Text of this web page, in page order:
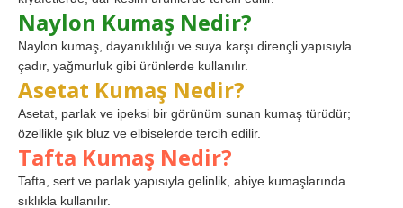
Naylon Kumaş Nedir?
Naylon kumaş, dayanıklılığı ve suya karşı dirençli yapısıyla
çadır, yağmurluk gibi ürünlerde kullanılır.
Asetat Kumaş Nedir?
Asetat, parlak ve ipeksi bir görünüm sunan kumaş türüdür;
özellikle şık bluz ve elbiselerde tercih edilir.
Tafta Kumaş Nedir?
Tafta, sert ve parlak yapısıyla gelinlik, abiye kumaşlarında
sıklıkla kullanılır.